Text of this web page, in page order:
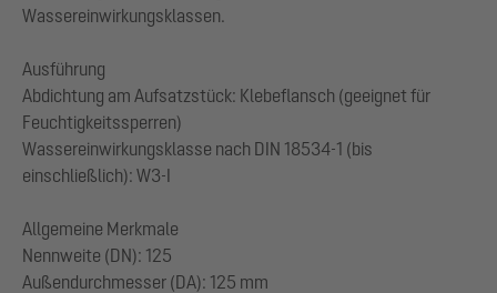
Wassereinwirkungsklassen.
Ausführung
Abdichtung am Aufsatzstück: Klebeflansch (geeignet für
Feuchtigkeitssperren)
Wassereinwirkungsklasse nach DIN 18534-1 (bis
einschließlich): W3-I
Allgemeine Merkmale
Nennweite (DN): 125
Außendurchmesser (DA): 125 mm